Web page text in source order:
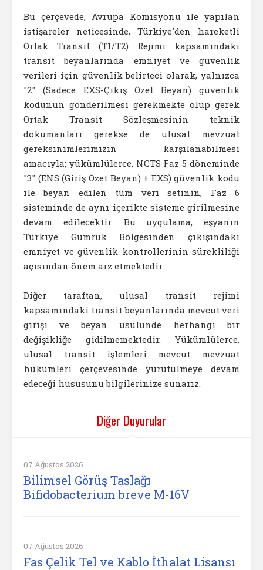
Bu çerçevede, Avrupa Komisyonu ile yapılan
istişareler neticesinde, Türkiye'den hareketli
Ortak Transit (T1/T2) Rejimi kapsamındaki
transit beyanlarında emniyet ve güvenlik
verileri için güvenlik belirteci olarak, yalnızca
"2" (Sadece EXS-Çıkış Özet Beyan) güvenlik
kodunun gönderilmesi gerekmekte olup gerek
Ortak Transit Sözleşmesinin teknik
dokümanları gerekse de ulusal mevzuat
gereksinimlerimizin karşılanabilmesi
amacıyla; yükümlülerce, NCTS Faz 5 döneminde
"3" (ENS (Giriş Özet Beyan) + EXS) güvenlik kodu
ile beyan edilen tüm veri setinin, Faz 6
sisteminde de aynı içerikte sisteme girilmesine
devam edilecektir. Bu uygulama, eşyanın
Türkiye Gümrük Bölgesinden çıkışındaki
emniyet ve güvenlik kontrollerinin sürekliliği
açısından önem arz etmektedir.
Diğer taraftan, ulusal transit rejimi
kapsamındaki transit beyanlarında mevcut veri
girişi ve beyan usulünde herhangi bir
değişikliğe gidilmemektedir. Yükümlülerce,
ulusal transit işlemleri mevcut mevzuat
hükümleri çerçevesinde yürütülmeye devam
edeceği hususunu bilgilerinize sunarız.
Diğer Duyurular
07 Ağustos 2026
Bilimsel Görüş Taslağı
Bifidobacterium breve M-16V
07 Ağustos 2026
Fas Çelik Tel ve Kablo İthalat Lisansı